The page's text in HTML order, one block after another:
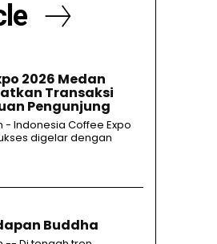
2026 Medan
Transaksi
Pengunjung
Indonesia Coffee Expo
digelar dengan
Buddha